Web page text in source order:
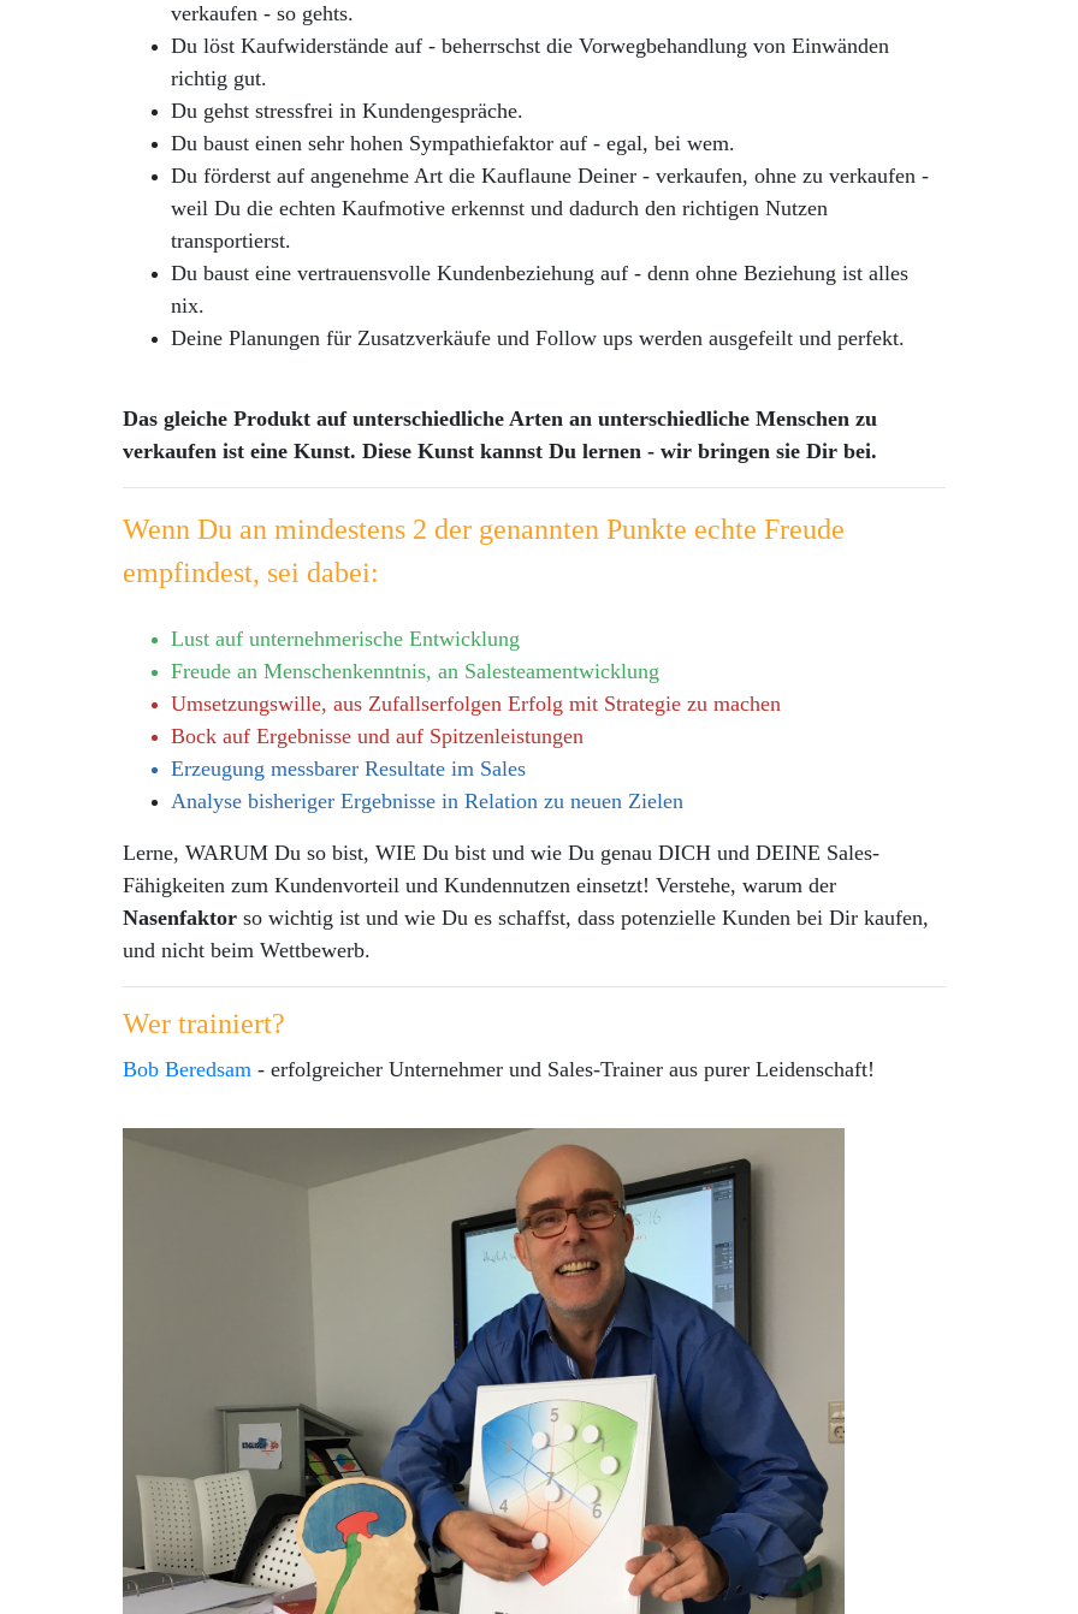
verkaufen - so gehts.
Du löst Kaufwiderstände auf - beherrschst die Vorwegbehandlung von Einwänden
richtig gut.
Du gehst stressfrei in Kundengespräche.
Du baust einen sehr hohen Sympathiefaktor auf - egal, bei wem.
Du förderst auf angenehme Art die Kauflaune Deiner - verkaufen, ohne zu verkaufen -
weil Du die echten Kaufmotive erkennst und dadurch den richtigen Nutzen
transportierst.
Du baust eine vertrauensvolle Kundenbeziehung auf - denn ohne Beziehung ist alles
nix.
Deine Planungen für Zusatzverkäufe und Follow ups werden ausgefeilt und perfekt.
Das gleiche Produkt auf unterschiedliche Arten an unterschiedliche Menschen zu
verkaufen ist eine Kunst. Diese Kunst kannst Du lernen - wir bringen sie Dir bei.
Wenn Du an mindestens 2 der genannten Punkte echte Freude
empfindest, sei dabei:
Lust auf unternehmerische Entwicklung
Freude an Menschenkenntnis, an Salesteamentwicklung
Umsetzungswille, aus Zufallserfolgen Erfolg mit Strategie zu machen
Bock auf Ergebnisse und auf Spitzenleistungen
Erzeugung messbarer Resultate im Sales
Analyse bisheriger Ergebnisse in Relation zu neuen Zielen
Lerne, WARUM Du so bist, WIE Du bist und wie Du genau DICH und DEINE Sales-
Fähigkeiten zum Kundenvorteil und Kundennutzen einsetzt! Verstehe, warum der
Nasenfaktor so wichtig ist und wie Du es schaffst, dass potenzielle Kunden bei Dir kaufen,
und nicht beim Wettbewerb.
Wer trainiert?
Bob Beredsam - erfolgreicher Unternehmer und Sales-Trainer aus purer Leidenschaft!